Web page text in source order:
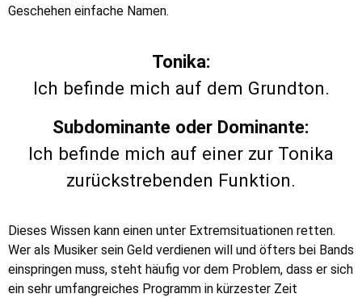
Geschehen einfache Namen.
Tonika:
Ich befinde mich auf dem Grundton.
Subdominante oder Dominante:
Ich befinde mich auf einer zur Tonika
zurückstrebenden Funktion.
Dieses Wissen kann einen unter Extremsituationen retten.
Wer als Musiker sein Geld verdienen will und öfters bei Bands
einspringen muss, steht häufig vor dem Problem, dass er sich
ein sehr umfangreiches Programm in kürzester Zeit